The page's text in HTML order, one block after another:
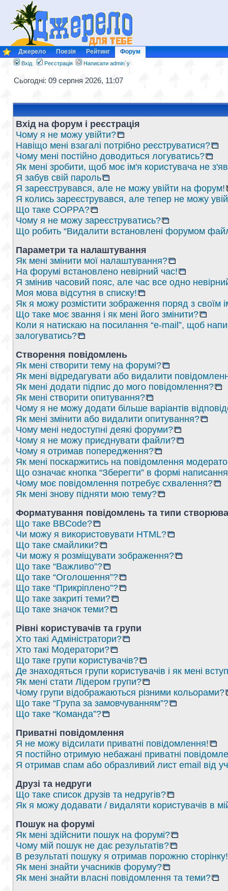
Джерело Поезія Рейтинг Форум
Вхід Реєстрація Написати admin`у
Сьогодні: 09 серпня 2026, 11:07
Вхід на форум і реєстрація
Чому я не можу увійти?
Навіщо мені взагалі потрібно реєструватися?
Чому мені постійно доводиться логуватись?
Як мені зробити, щоб моє ім'я користувача не
Я забув свій пароль
Я зареєструвався, але не можу увійти на форум!
Я колись зареєструвався, але тепер не можу
Що таке COPPA?
Чому я не можу зареєструватись?
Що робить “Видалити встановлені форумом
Параметри та налаштування
Як мені змінити мої налаштування?
На форумі встановлено невірний час!
Я змінив часовий пояс, але час все одно
Моя мова відсутня в списку!
Як я можу розмістити зображення поряд з своїм
Що таке моє звання і як мені його змінити?
Коли я натискаю на посилання “e-mail”, щоб
залогуватись?
Створення повідомлень
Як мені створити тему на форумі?
Як мені відредагувати або видалити
Як мені додати підпис до мого повідомлення?
Як мені створити опитування?
Чому я не можу додати більше варіантів
Як мені змінити або видалити опитування?
Чому мені недоступні деякі форуми?
Чому я не можу приєднувати файли?
Чому я отримав попередження?
Як мені поскаржитись на повідомлення
Що означає кнопка “Зберегти” в формі
Чому моє повідомлення потребує схвалення?
Як мені знову підняти мою тему?
Форматування повідомлень та типи
Що таке BBCode?
Чи можу я використовувати HTML?
Що таке смайлики?
Чи можу я розміщувати зображення?
Що таке “Важливо”?
Що таке “Оголошення”?
Що таке “Прикріплено”?
Що таке закриті теми?
Що таке значок теми?
Рівні користувачів та групи
Хто такі Адміністратори?
Хто такі Модератори?
Що таке групи користувачів?
Де знаходяться групи користувачів і як мені
Як мені стати Лідером групи?
Чому групи відображаються різними кольорами?
Що таке “Група за замовчуванням”?
Що таке “Команда”?
Приватні повідомлення
Я не можу відсилати приватні повідомлення!
Я постійно отримую небажані приватні
Я отримав спам або образливий лист email від
Друзі та недруги
Що таке список друзів та недругів?
Як я можу додавати / видаляти користувачів в
Пошук на форумі
Як мені здійснити пошук на форумі?
Чому мій пошук не дає результатів?
В результаті пошуку я отримав порожню сторінку!
Як мені знайти учасників форуму?
Як мені знайти власні повідомлення та теми?